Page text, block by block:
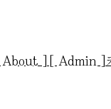
About ] [ Admin ]